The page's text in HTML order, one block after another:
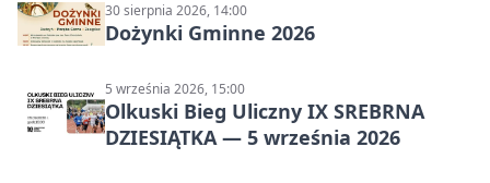
30 sierpnia 2026, 14:00
Dożynki Gminne 2026
5 września 2026, 15:00
Olkuski Bieg Uliczny IX SREBRNA
DZIESIĄTKA — 5 września 2026